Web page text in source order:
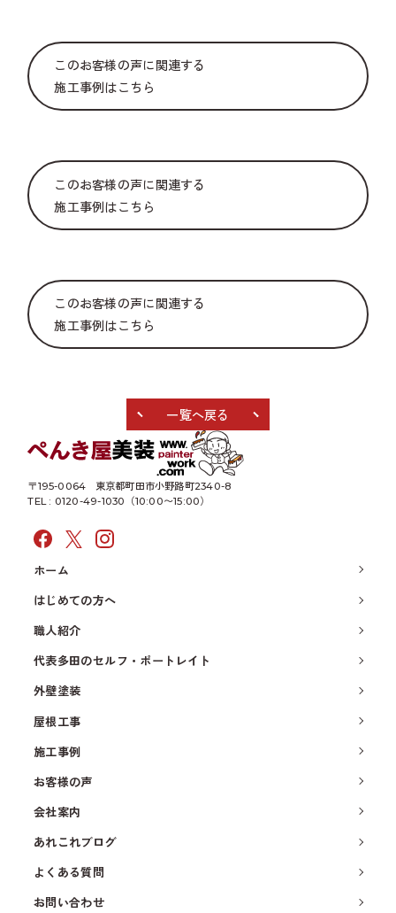
このお客様の声に関連する
施工事例はこちら
このお客様の声に関連する
施工事例はこちら
このお客様の声に関連する
施工事例はこちら
一覧へ戻る
〒195-0064
東京都町田市小野路町2340-8
TEL : 0120-49-1030（10:00〜15:00）
ホーム
はじめての方へ
職人紹介
代表多田のセルフ・ポートレイト
外壁塗装
屋根工事
施工事例
お客様の声
会社案内
あれこれブログ
よくある質問
お問い合わせ